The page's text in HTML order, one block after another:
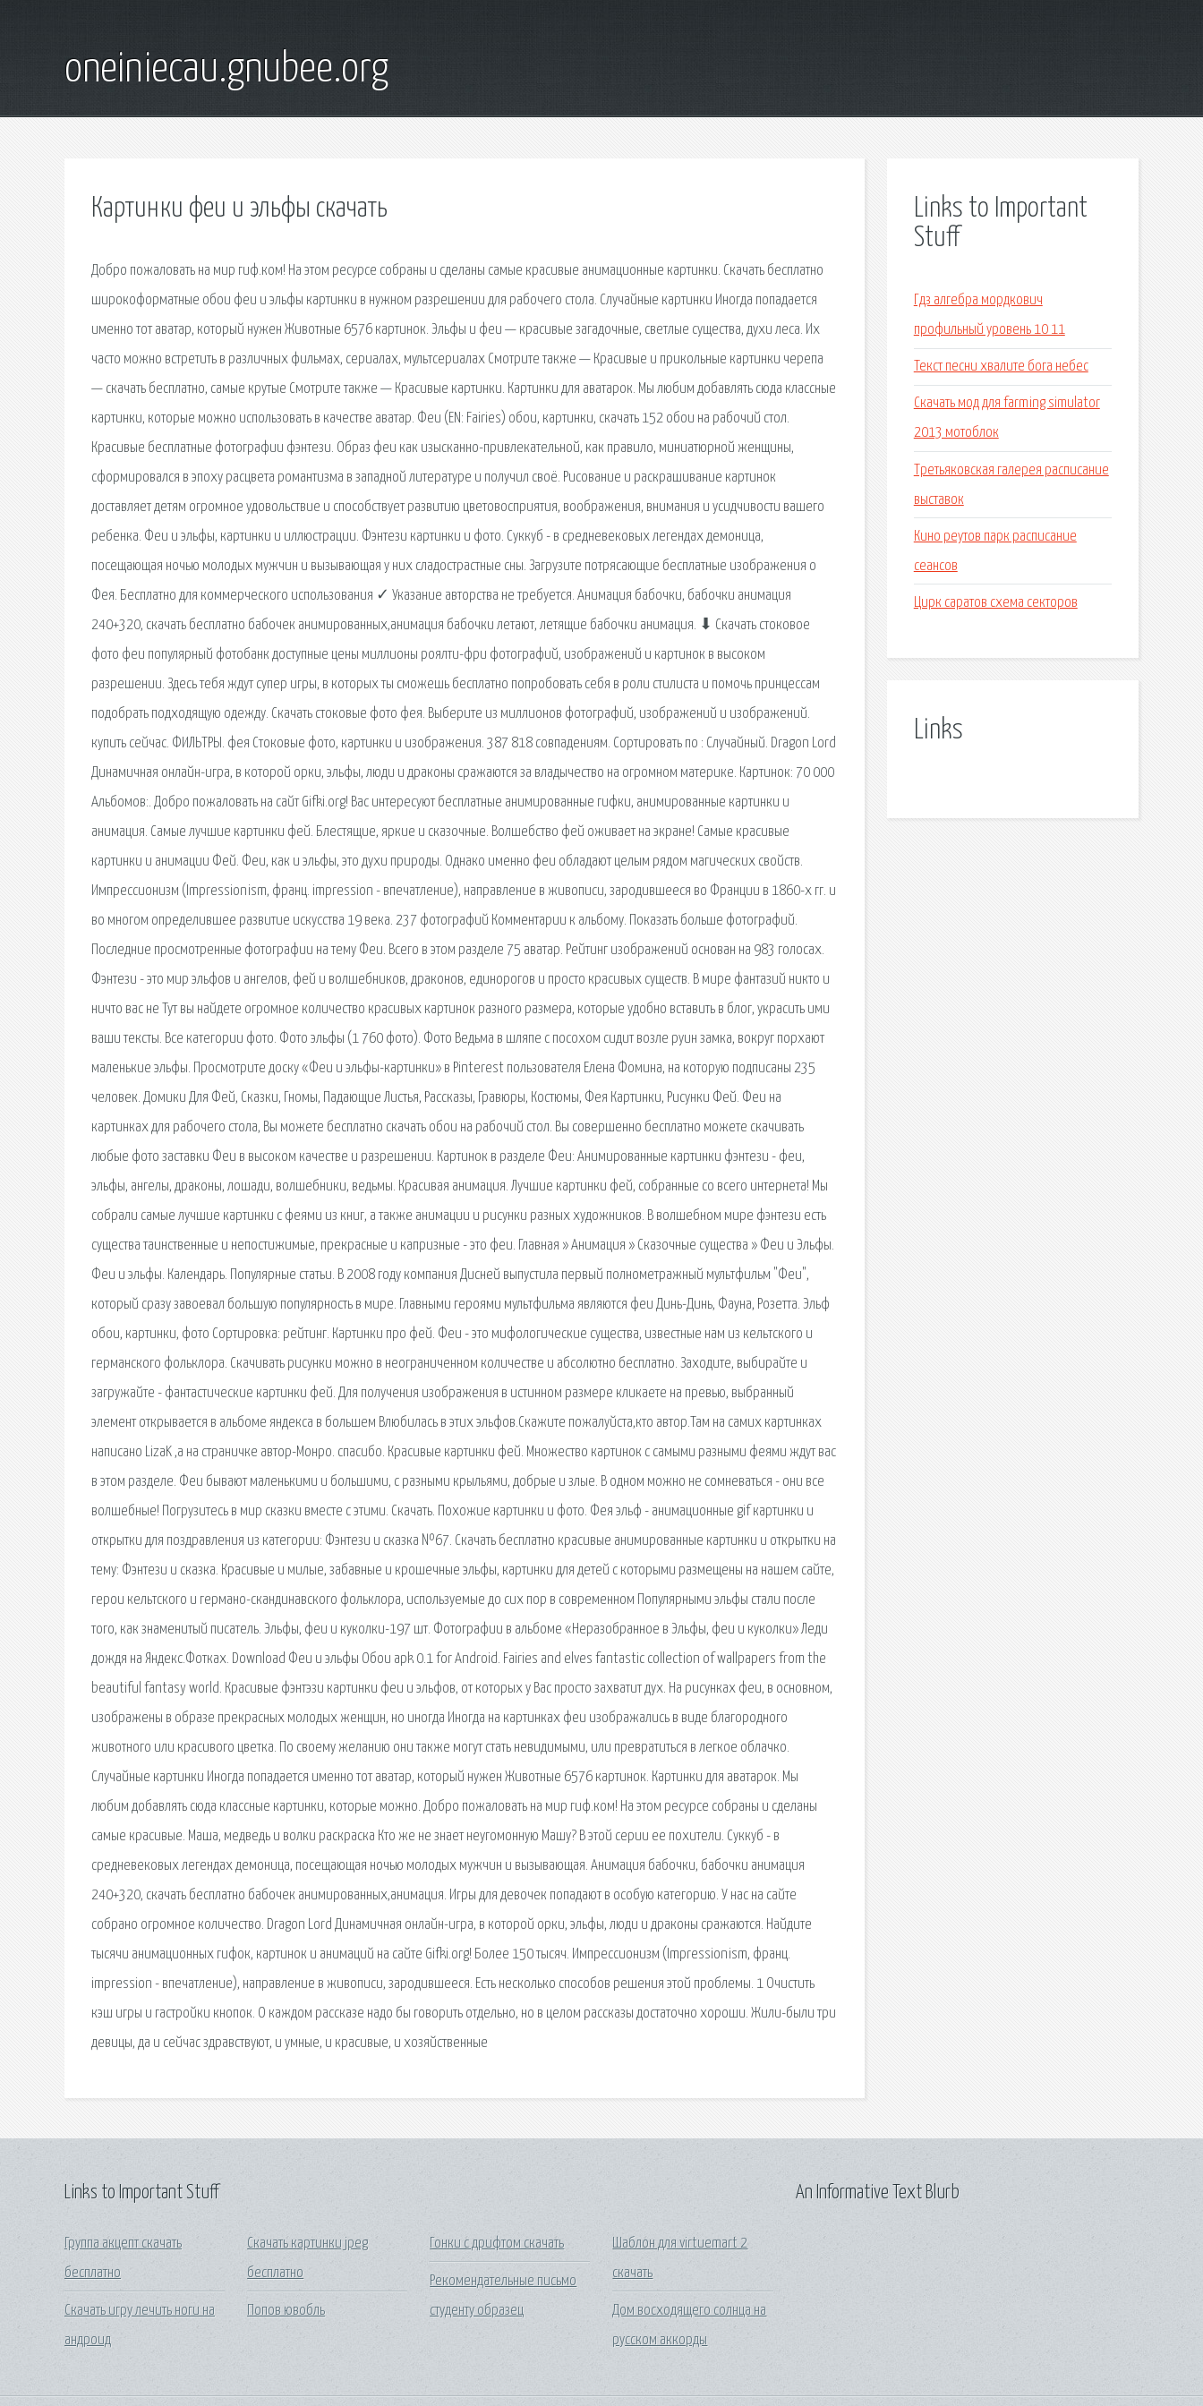
oneiniecau.gnubee.org
Картинки феи и эльфы скачать
Добро пожаловать на мир гиф.ком! На этом ресурсе собраны и сделаны самые красивые анимационные картинки. Скачать бесплатно
широкоформатные обои феи и эльфы картинки в нужном разрешении для рабочего стола. Случайные картинки Иногда попадается
именно тот аватар, который нужен Животные 6576 картинок. Эльфы и феи — красивые загадочные, светлые существа, духи леса. Их
часто можно встретить в различных фильмах, сериалах, мультсериалах Смотрите также — Красивые и прикольные картинки черепа
— скачать бесплатно, самые крутые Смотрите также — Красивые картинки. Картинки для аватарок. Мы любим добавлять сюда классные
картинки, которые можно использовать в качестве аватар. Феи (EN: Fairies) обои, картинки, скачать 152 обои на рабочий стол.
Красивые бесплатные фотографии фэнтези. Образ феи как изысканно-привлекательной, как правило, миниатюрной женщины,
сформировался в эпоху расцвета романтизма в западной литературе и получил своё. Рисование и раскрашивание картинок
доставляет детям огромное удовольствие и способствует развитию цветовосприятия, воображения, внимания и усидчивости вашего
ребенка. Феи и эльфы, картинки и иллюстрации. Фэнтези картинки и фото. Суккуб - в средневековых легендах демоница,
посещающая ночью молодых мужчин и вызывающая у них сладострастные сны. Загрузите потрясающие бесплатные изображения о
Фея. Бесплатно для коммерческого использования ✓ Указание авторства не требуется. Анимация бабочки, бабочки анимация
240+320, скачать бесплатно бабочек анимированных,анимация бабочки летают, летящие бабочки анимация. ⬇ Скачать стоковое
фото феи популярный фотобанк доступные цены миллионы роялти-фри фотографий, изображений и картинок в высоком
разрешении. Здесь тебя ждут супер игры, в которых ты сможешь бесплатно попробовать себя в роли стилиста и помочь принцессам
подобрать подходящую одежду. Скачать стоковые фото фея. Выберите из миллионов фотографий, изображений и изображений.
купить сейчас. ФИЛЬТРЫ. фея Стоковые фото, картинки и изображения. 387 818 совпадениям. Сортировать по : Случайный. Dragon Lord
Динамичная онлайн-игра, в которой орки, эльфы, люди и драконы сражаются за владычество на огромном материке. Картинок: 70 000
Альбомов:. Добро пожаловать на сайт Gifki.org! Вас интересуют бесплатные анимированные гифки, анимированные картинки и
анимация. Самые лучшие картинки фей. Блестящие, яркие и сказочные. Волшебство фей оживает на экране! Самые красивые
картинки и анимации Фей. Феи, как и эльфы, это духи природы. Однако именно феи обладают целым рядом магических свойств.
Импрессионизм (Impressionism, франц. impression - впечатление), направление в живописи, зародившееся во Франции в 1860-х гг. и
во многом определившее развитие искусства 19 века. 237 фотографий Комментарии к альбому. Показать больше фотографий.
Последние просмотренные фотографии на тему Феи. Всего в этом разделе 75 аватар. Рейтинг изображений основан на 983 голосах.
Фэнтези - это мир эльфов и ангелов, фей и волшебников, драконов, единорогов и просто красивых существ. В мире фантазий никто и
ничто вас не Тут вы найдете огромное количество красивых картинок разного размера, которые удобно вставить в блог, украсить ими
ваши тексты. Все категории фото. Фото эльфы (1 760 фото). Фото Ведьма в шляпе с посохом сидит возле руин замка, вокруг порхают
маленькие эльфы. Просмотрите доску «Феи и эльфы-картинки» в Pinterest пользователя Елена Фомина, на которую подписаны 235
человек. Домики Для Фей, Сказки, Гномы, Падающие Листья, Рассказы, Гравюры, Костюмы, Фея Картинки, Рисунки Фей. Феи на
картинках для рабочего стола, Вы можете бесплатно скачать обои на рабочий стол. Вы совершенно бесплатно можете скачивать
любые фото заставки Феи в высоком качестве и разрешении. Картинок в разделе Феи: Анимированные картинки фэнтези - феи,
эльфы, ангелы, драконы, лошади, волшебники, ведьмы. Красивая анимация. Лучшие картинки фей, собранные со всего интернета! Мы
собрали самые лучшие картинки с феями из книг, а также анимации и рисунки разных художников. В волшебном мире фэнтези есть
существа таинственные и непостижимые, прекрасные и капризные - это феи. Главная » Анимация » Сказочные существа » Феи и Эльфы.
Феи и эльфы. Календарь. Популярные статьи. В 2008 году компания Дисней выпустила первый полнометражный мультфильм "Феи",
который сразу завоевал большую популярность в мире. Главными героями мультфильма являются феи Динь-Динь, Фауна, Розетта. Эльф
обои, картинки, фото Сортировка: рейтинг. Картинки про фей. Феи - это мифологические существа, известные нам из кельтского и
германского фольклора. Скачивать рисунки можно в неограниченном количестве и абсолютно бесплатно. Заходите, выбирайте и
загружайте - фантастические картинки фей. Для получения изображения в истинном размере кликаете на превью, выбранный
элемент открывается в альбоме яндекса в большем Влюбилась в этих эльфов.Скажите пожалуйста,кто автор.Там на самих картинках
написано LizаK ,а на страничке автор-Монро. спасибо. Красивые картинки фей. Множество картинок с самыми разными феями ждут вас
в этом разделе. Феи бывают маленькими и большими, с разными крыльями, добрые и злые. В одном можно не сомневаться - они все
волшебные! Погрузитесь в мир сказки вместе с этими. Скачать. Похожие картинки и фото. Фея эльф - анимационные gif картинки и
открытки для поздравления из категории: Фэнтези и сказка №67. Скачать бесплатно красивые анимированные картинки и открытки на
тему: Фэнтези и сказка. Красивые и милые, забавные и крошечные эльфы, картинки для детей с которыми размещены на нашем сайте,
герои кельтского и германо-скандинавского фольклора, используемые до сих пор в современном Популярными эльфы стали после
того, как знаменитый писатель. Эльфы, феи и куколки-197 шт. Фотографии в альбоме «Неразобранное в Эльфы, феи и куколки» Леди
дождя на Яндекс.Фотках. Download Феи и эльфы Обои apk 0.1 for Android. Fairies and elves fantastic collection of wallpapers from the
beautiful fantasy world. Красивые фэнтэзи картинки феи и эльфов, от которых у Вас просто захватит дух. На рисунках феи, в основном,
изображены в образе прекрасных молодых женщин, но иногда Иногда на картинках феи изображались в виде благородного
животного или красивого цветка. По своему желанию они также могут стать невидимыми, или превратиться в легкое облачко.
Случайные картинки Иногда попадается именно тот аватар, который нужен Животные 6576 картинок. Картинки для аватарок. Мы
любим добавлять сюда классные картинки, которые можно. Добро пожаловать на мир гиф.ком! На этом ресурсе собраны и сделаны
самые красивые. Маша, медведь и волки раскраска Кто же не знает неугомонную Машу? В этой серии ее похители. Суккуб - в
средневековых легендах демоница, посещающая ночью молодых мужчин и вызывающая. Анимация бабочки, бабочки анимация
240+320, скачать бесплатно бабочек анимированных,анимация. Игры для девочек попадают в особую категорию. У нас на сайте
собрано огромное количество. Dragon Lord Динамичная онлайн-игра, в которой орки, эльфы, люди и драконы сражаются. Найдите
тысячи анимационных гифок, картинок и анимаций на сайте Gifki.org! Более 150 тысяч. Импрессионизм (Impressionism, франц.
impression - впечатление), направление в живописи, зародившееся. Есть несколько способов решения этой проблемы. 1 Очистить
кэш игры и гастройки кнопок. О каждом рассказе надо бы говорить отдельно, но в целом рассказы достаточно хороши. Жили-были три
девицы, да и сейчас здравствуют, и умные, и красивые, и хозяйственные
Links to Important
Stuff
Гдз алгебра мордкович
профильный уровень 10 11
Текст песни хвалите бога небес
Скачать мод для farming simulator
2013 мотоблок
Третьяковская галерея расписание
выставок
Кино реутов парк расписание
сеансов
Цирк саратов схема секторов
Links
Links to Important Stuff
Группа акцепт скачать
бесплатно
Скачать игру лечить ноги на
андроид
Скачать картинки jpeg
бесплатно
Попов ювобль
Гонки с дрифтом скачать
Рекомендательные письмо
студенту образец
Шаблон для virtuemart 2
скачать
Дом восходящего солнца на
русском аккорды
An Informative Text Blurb